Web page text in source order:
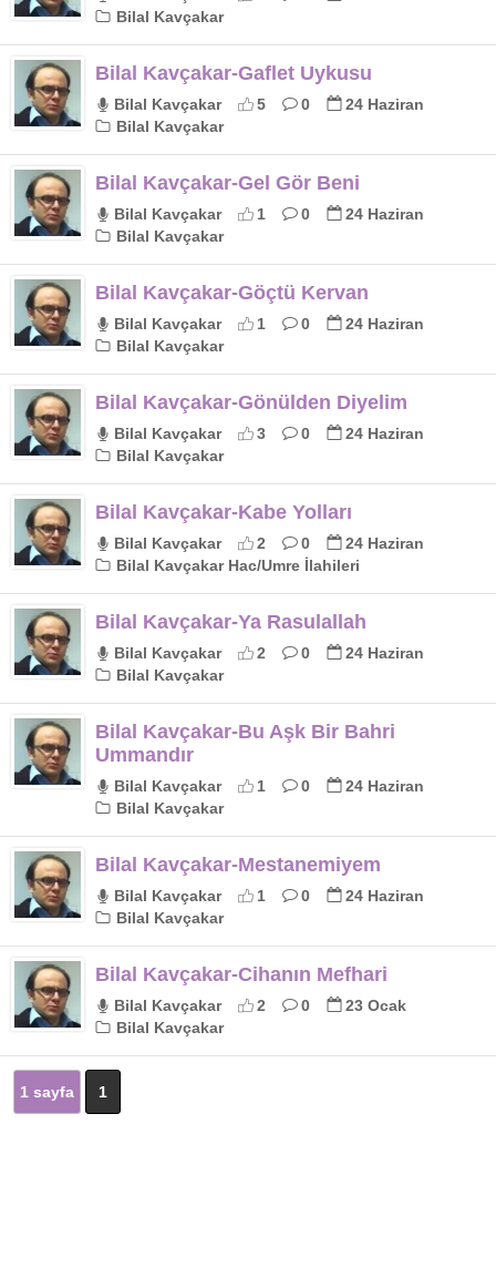
Bilal Kavçakar
Bilal Kavçakar-Gaflet Uykusu
Bilal Kavçakar 5 0
24 Haziran
Bilal Kavçakar
Bilal Kavçakar-Gel Gör Beni
Bilal Kavçakar 1 0
24 Haziran
Bilal Kavçakar
Bilal Kavçakar-Göçtü Kervan
Bilal Kavçakar 1 0
24 Haziran
Bilal Kavçakar
Bilal Kavçakar-Gönülden Diyelim
Bilal Kavçakar 3 0
24 Haziran
Bilal Kavçakar
Bilal Kavçakar-Kabe Yolları
Bilal Kavçakar 2 0
24 Haziran
Bilal Kavçakar Hac/Umre İlahileri
Bilal Kavçakar-Ya Rasulallah
Bilal Kavçakar 2 0
24 Haziran
Bilal Kavçakar
Bilal Kavçakar-Bu Aşk Bir Bahri
Ummandır
Bilal Kavçakar 1 0
24 Haziran
Bilal Kavçakar
Bilal Kavçakar-Mestanemiyem
Bilal Kavçakar 1 0
24 Haziran
Bilal Kavçakar
Bilal Kavçakar-Cihanın Mefhari
Bilal Kavçakar 2 0
23 Ocak
Bilal Kavçakar
1 sayfa 1